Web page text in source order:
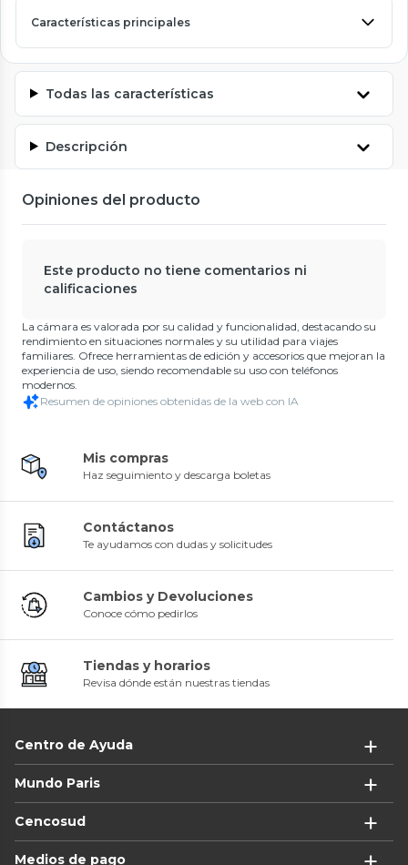
Características principales
Todas las características
Descripción
Opiniones del producto
Este producto no tiene comentarios ni
calificaciones
La cámara es valorada por su calidad y funcionalidad, destacando su
rendimiento en situaciones normales y su utilidad para viajes
familiares. Ofrece herramientas de edición y accesorios que mejoran la
experiencia de uso, siendo recomendable su uso con teléfonos
modernos.
Resumen de opiniones obtenidas de la web con IA
Mis compras
Haz seguimiento y descarga boletas
Contáctanos
Te ayudamos con dudas y solicitudes
Cambios y Devoluciones
Conoce cómo pedirlos
Tiendas y horarios
Revisa dónde están nuestras tiendas
Centro de Ayuda
Mundo Paris
Cencosud
Medios de pago